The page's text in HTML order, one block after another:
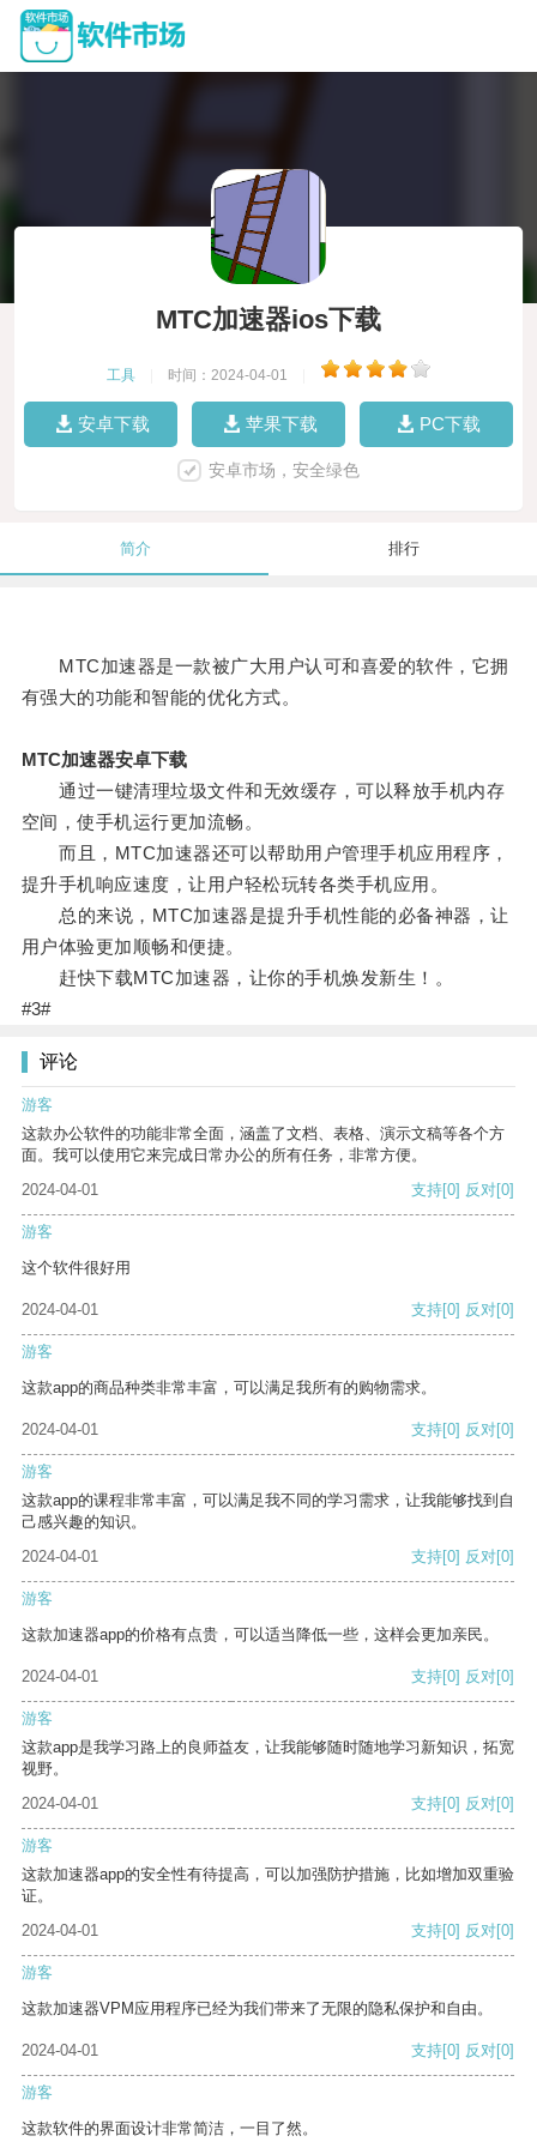
MTC加速器ios下载
工具 时间：2024-04-01
安卓下载 苹果下载 PC下载
安卓市场，安全绿色
简介 排行
MTC加速器是一款被广大用户认可和喜爱的软件，它拥
有强大的功能和智能的优化方式。
MTC加速器安卓下载
通过一键清理垃圾文件和无效缓存，可以释放手机内存
空间，使手机运行更加流畅。
而且，MTC加速器还可以帮助用户管理手机应用程序，
提升手机响应速度，让用户轻松玩转各类手机应用。
总的来说，MTC加速器是提升手机性能的必备神器，让
用户体验更加顺畅和便捷。
赶快下载MTC加速器，让你的手机焕发新生！。
#3#
评论
游客
这款办公软件的功能非常全面，涵盖了文档、表格、演示文稿等各个方
面。我可以使用它来完成日常办公的所有任务，非常方便。
2024-04-01
支持[0] 反对[0]
游客
这个软件很好用
2024-04-01 支持[0] 反对[0]
游客
这款app的商品种类非常丰富，可以满足我所有的购物需求。
2024-04-01 支持[0] 反对[0]
游客
这款app的课程非常丰富，可以满足我不同的学习需求，让我能够找到自
己感兴趣的知识。
2024-04-01
支持[0] 反对[0]
游客
这款加速器app的价格有点贵，可以适当降低一些，这样会更加亲民。
2024-04-01 支持[0] 反对[0]
游客
这款app是我学习路上的良师益友，让我能够随时随地学习新知识，拓宽
视野。
2024-04-01
支持[0] 反对[0]
游客
这款加速器app的安全性有待提高，可以加强防护措施，比如增加双重验
证。
2024-04-01
支持[0] 反对[0]
游客
这款加速器VPM应用程序已经为我们带来了无限的隐私保护和自由。
2024-04-01 支持[0] 反对[0]
游客
这款软件的界面设计非常简洁，一目了然。